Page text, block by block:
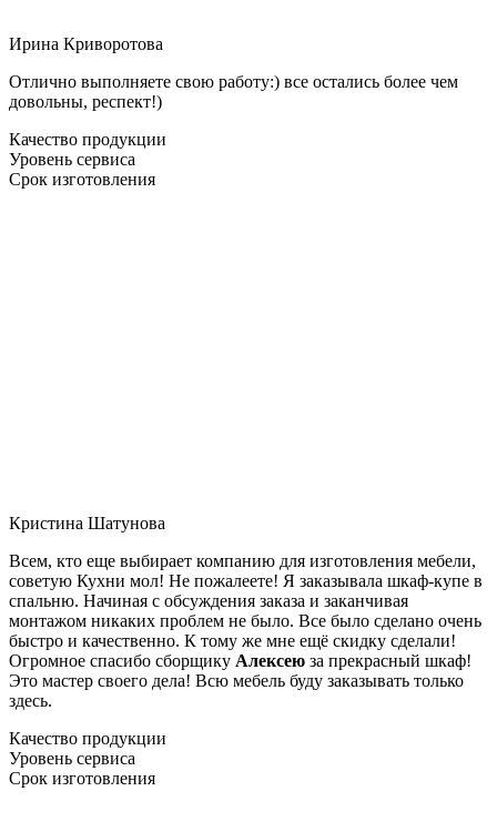
Ирина Криворотова
Отлично выполняете свою работу:) все остались более чем
довольны, респект!)
Качество продукции
Уровень сервиса
Срок изготовления
Кристина Шатунова
Всем, кто еще выбирает компанию для изготовления мебели,
советую Кухни мол! Не пожалеете! Я заказывала шкаф-купе в
спальню. Начиная с обсуждения заказа и заканчивая
монтажом никаких проблем не было. Все было сделано очень
быстро и качественно. К тому же мне ещё скидку сделали!
Огромное спасибо сборщику Алексею за прекрасный шкаф!
Это мастер своего дела! Всю мебель буду заказывать только
здесь.
Качество продукции
Уровень сервиса
Срок изготовления